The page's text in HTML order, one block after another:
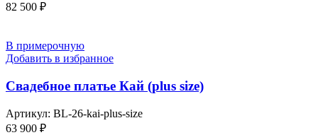
82 500 ₽
В примерочную
Добавить в избранное
Свадебное платье Кай (plus size)
Артикул: BL-26-kai-plus-size
63 900 ₽